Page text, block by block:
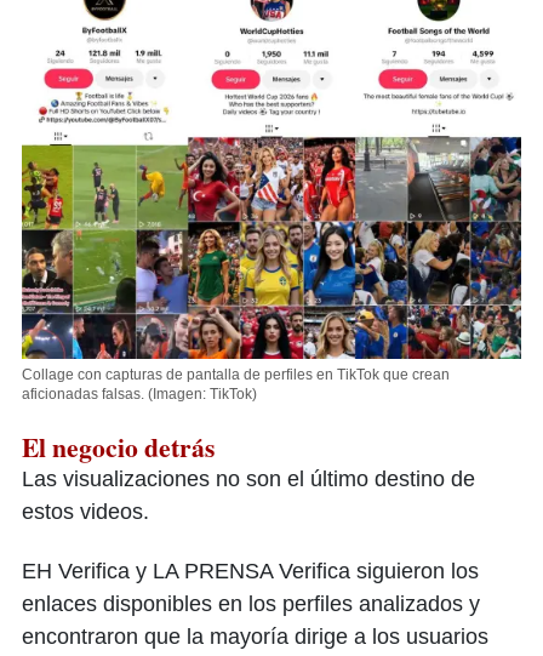
Collage con capturas de pantalla de perfiles en TikTok que crean
aficionadas falsas. (Imagen: TikTok)
El negocio detrás
Las visualizaciones no son el último destino de
estos videos.
EH Verifica y LA PRENSA Verifica siguieron los
enlaces disponibles en los perfiles analizados y
encontraron que la mayoría dirige a los usuarios